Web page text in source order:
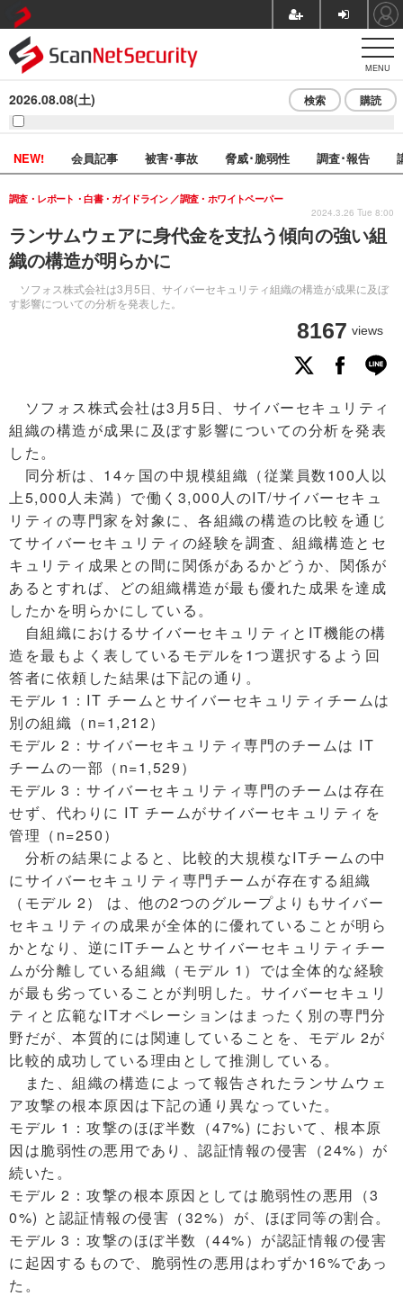
MENU
2026.08.08(土) 検索 購読
NEW! 会員記事 被害･事故 脅威･脆弱性 調査･報告
ランサムウェアに身代金を支払う傾向の強い組
織の構造が明らかに
ソフォス株式会社は3月5日、サイバーセキュリティ組織の構造が成果に及ぼ
す影響についての分析を発表した。
調査・レポート・白書・ガイドライン 調査・ホワイトペーパー
8167 views
2024.3.26 Tue 8:00
ソフォス株式会社は3月5日、サイバーセキュリティ
組織の構造が成果に及ぼす影響についての分析を発表
した。
同分析は、14ヶ国の中規模組織（従業員数100人以
上5,000人未満）で働く3,000人のIT/サイバーセキュ
リティの専門家を対象に、各組織の構造の比較を通じ
てサイバーセキュリティの経験を調査、組織構造とセ
キュリティ成果との間に関係があるかどうか、関係が
あるとすれば、どの組織構造が最も優れた成果を達成
したかを明らかにしている。
自組織におけるサイバーセキュリティとIT機能の構
造を最もよく表しているモデルを1つ選択するよう回
答者に依頼した結果は下記の通り。
モデル 1：IT チームとサイバーセキュリティチームは
別の組織（n=1,212）
モデル 2：サイバーセキュリティ専門のチームは IT
チームの一部（n=1,529）
モデル 3：サイバーセキュリティ専門のチームは存在
せず、代わりに IT チームがサイバーセキュリティを
管理（n=250）
分析の結果によると、比較的大規模なITチームの中
にサイバーセキュリティ専門チームが存在する組織
（モデル 2） は、他の2つのグループよりもサイバー
セキュリティの成果が全体的に優れていることが明ら
かとなり、逆にITチームとサイバーセキュリティチー
ムが分離している組織（モデル 1）では全体的な経験
が最も劣っていることが判明した。サイバーセキュリ
ティと広範なITオペレーションはまったく別の専門分
野だが、本質的には関連していることを、モデル 2が
比較的成功している理由として推測している。
また、組織の構造によって報告されたランサムウェ
ア攻撃の根本原因は下記の通り異なっていた。
モデル 1：攻撃のほぼ半数（47%) において、根本原
因は脆弱性の悪用であり、認証情報の侵害（24%）が
続いた。
モデル 2：攻撃の根本原因としては脆弱性の悪用（3
0%) と認証情報の侵害（32%）が、ほぼ同等の割合。
モデル 3：攻撃のほぼ半数（44%）が認証情報の侵害
に起因するもので、脆弱性の悪用はわずか16%であっ
た。